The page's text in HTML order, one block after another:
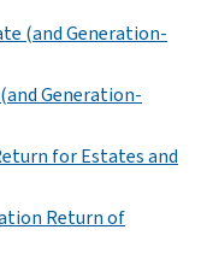
(and Generation-
Generation-
for Estates and
Return of